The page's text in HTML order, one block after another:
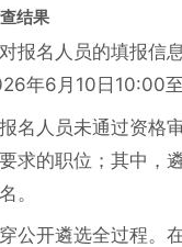
结果
报名人员的填报信
年6月10日10:00
名人员未通过资格
求的职位；其中，
。
公开遴选全过程。